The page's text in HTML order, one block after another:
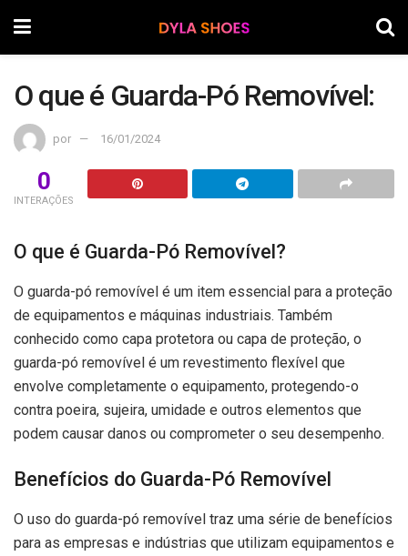
O que é Guarda-Pó Removível:
por 16/01/2024
0
INTERAÇÕES
O que é Guarda-Pó Removível?
O guarda-pó removível é um item essencial para a proteção
de equipamentos e máquinas industriais. Também
conhecido como capa protetora ou capa de proteção, o
guarda-pó removível é um revestimento flexível que
envolve completamente o equipamento, protegendo-o
contra poeira, sujeira, umidade e outros elementos que
podem causar danos ou comprometer o seu desempenho.
Benefícios do Guarda-Pó Removível
O uso do guarda-pó removível traz uma série de benefícios
para as empresas e indústrias que utilizam equipamentos e